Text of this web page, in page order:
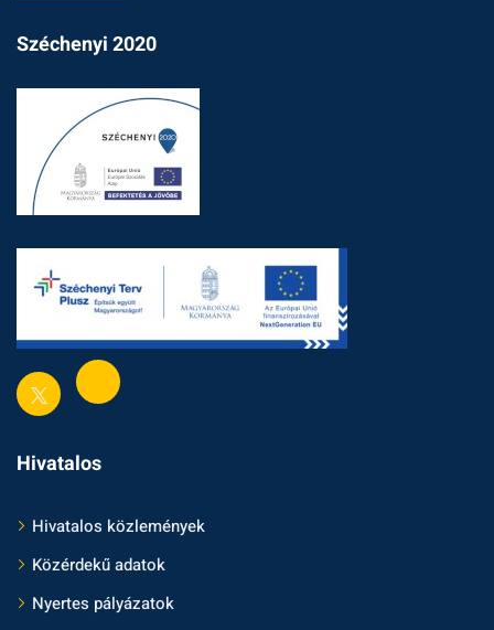
Széchenyi 2020
Hivatalos
Hivatalos közlemények
Közérdekű adatok
Nyertes pályázatok